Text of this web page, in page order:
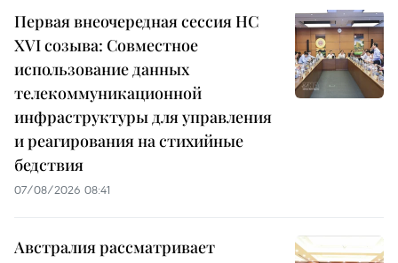
Первая внеочередная сессия НС
XVI созыва: Совместное
использование данных
телекоммуникационной
инфраструктуры для управления
и реагирования на стихийные
бедствия
07/08/2026 08:41
Австралия рассматривает